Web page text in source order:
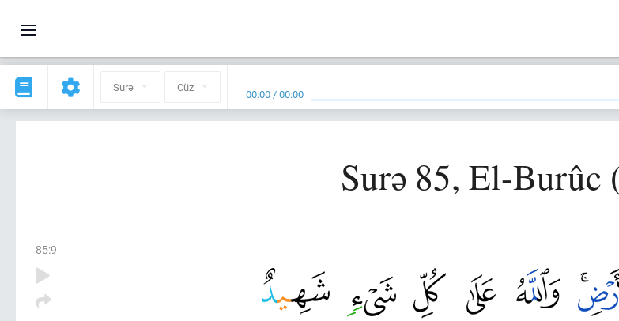
Surə Cüz 00:00 /00:00
Surə 85, El-Burûc
85:9